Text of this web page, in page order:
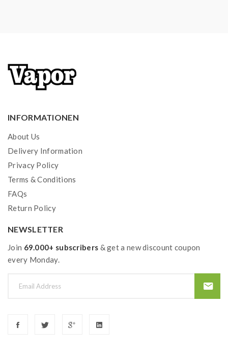
INFORMATIONEN
About Us
Delivery Information
Privacy Policy
Terms & Conditions
FAQs
Return Policy
NEWSLETTER
Join 69.000+ subscribers & get a new discount coupon
every Monday.